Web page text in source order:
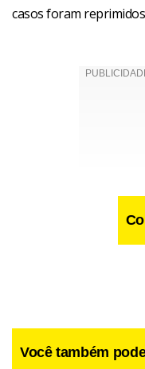
casos foram
Você também